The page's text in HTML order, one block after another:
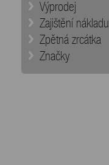
Výprodej
Zajištění nákladu
Zpětná zrcátka
Značky